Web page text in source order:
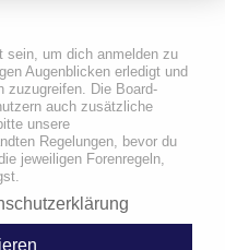
sein, um dich anmelden zu
Augenblicken erledigt und
zuzugreifen. Die Board-
auch zusätzliche
unsere
Regelungen, bevor du
jeweiligen Forenregeln,